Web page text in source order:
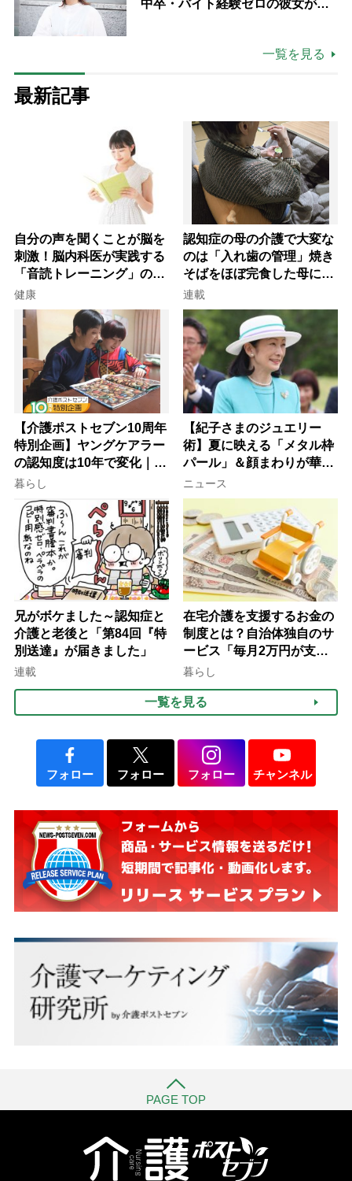
中卒・バイト経験ゼロの彼女が見
一覧を見る
最新記事
自分の声を聞くことが脳を
刺激！脳内科医が実践する
「音読トレーニング」の極
意
健康
認知症の母の介護で大変な
のは「入れ歯の管理」焼き
そばをほぼ完食した母に息
子が血の気が引いた理由
連載
【介護ポストセブン10周年
特別企画】ヤングケアラー
の認知度は10年で変化｜流
行語大賞にノミネート、法
律にも明記されたが果たし
て現在は？
暮らし
【紀子さまのジュエリー
術】夏に映える「メタル枠
パール」＆顔まわりが華や
ぐ「揺れる一粒」の使い分
け方
ニュース
兄がボケました～認知症と
介護と老後と「第84回『特
別送達』が届きました」
連載
在宅介護を支援するお金の
制度とは？自治体独自のサ
ービス「毎月2万円が支給
される」ケースも【FP解
暮らし
一覧を見る
フォロー フォロー フォロー チャンネル
PAGE TOP